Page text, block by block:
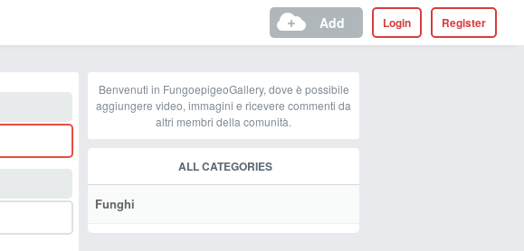
Register
Login
Add
Benvenuti in FungoepigeoGallery, dove è possibile
aggiungere video, immagini e ricevere commenti da
altri membri della comunità.
ALL CATEGORIES
Funghi